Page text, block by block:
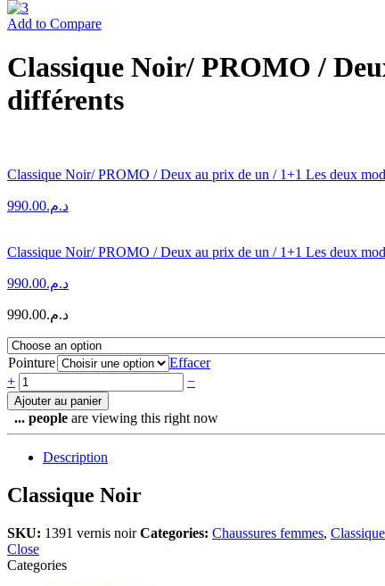
Add to Compare
Classique Noir/ PROMO /
différents
Classique Noir/ PROMO / Deux au prix de un / 1+1 Les deux
د.م.990.00
Classique Noir/ PROMO / Deux au prix de un / 1+1 Les deux
د.م.990.00
د.م.990.00
Pointure
Effacer
+
−
Ajouter au panier
... people are viewing this right now
Description
Classique Noir
SKU: 1391 vernis noir Categories: Chaussures femmes, Classique
Close
Categories